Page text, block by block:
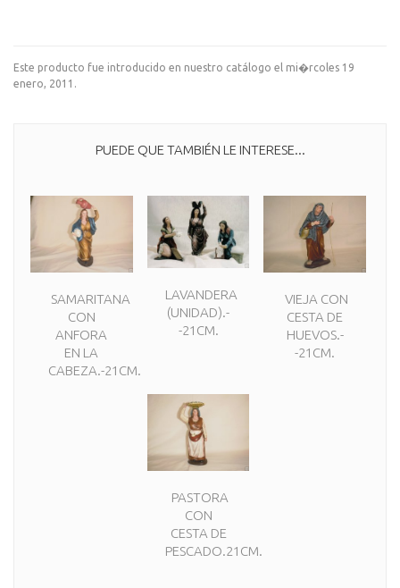
Este producto fue introducido en nuestro catálogo el mi�rcoles 19
enero, 2011.
PUEDE QUE TAMBIÉN LE INTERESE...
SAMARITANA
CON
ANFORA
EN LA
CABEZA.-21CM.
LAVANDERA
(UNIDAD).-
-21CM.
VIEJA CON
CESTA DE
HUEVOS.-
-21CM.
PASTORA
CON
CESTA DE
PESCADO.21CM.